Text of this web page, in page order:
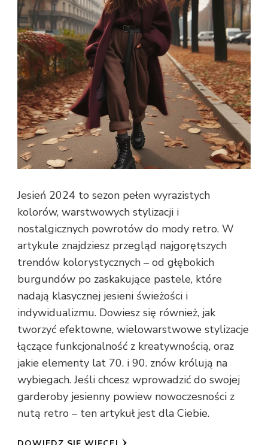
Jesień 2024 to sezon pełen wyrazistych
kolorów, warstwowych stylizacji i
nostalgicznych powrotów do mody retro. W
artykule znajdziesz przegląd najgorętszych
trendów kolorystycznych – od głębokich
burgundów po zaskakujące pastele, które
nadają klasycznej jesieni świeżości i
indywidualizmu. Dowiesz się również, jak
tworzyć efektowne, wielowarstwowe stylizacje
łączące funkcjonalność z kreatywnością, oraz
jakie elementy lat 70. i 90. znów królują na
wybiegach. Jeśli chcesz wprowadzić do swojej
garderoby jesienny powiew nowoczesności z
nutą retro – ten artykuł jest dla Ciebie.